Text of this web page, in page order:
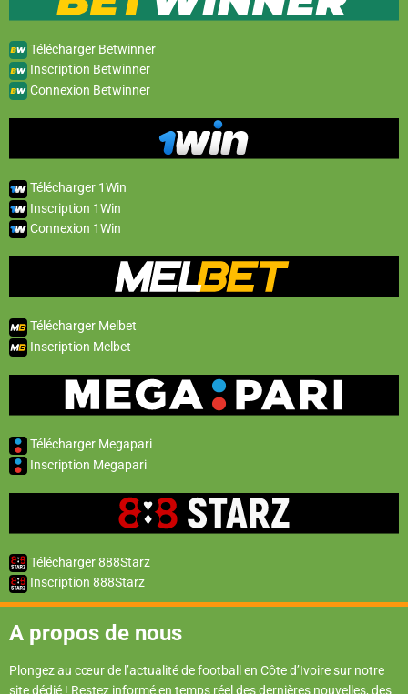
Télécharger Betwinner
Inscription Betwinner
Connexion Betwinner
Télécharger 1Win
Inscription 1Win
Connexion 1Win
Télécharger Melbet
Inscription Melbet
Télécharger Megapari
Inscription Megapari
Télécharger 888Starz
Inscription 888Starz
A propos de nous
Plongez au cœur de l’actualité de football en Côte d’Ivoire sur notre
site dédié ! Restez informé en temps réel des dernières nouvelles, des